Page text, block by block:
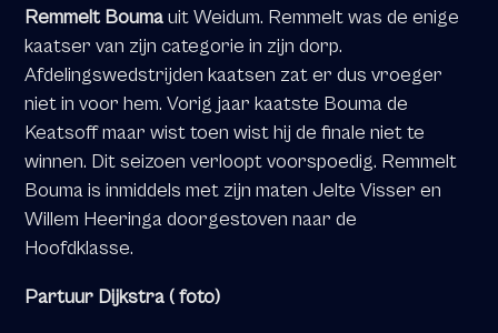
Remmelt Bouma uit Weidum. Remmelt was de enige
kaatser van zijn categorie in zijn dorp.
Afdelingswedstrijden kaatsen zat er dus vroeger
niet in voor hem. Vorig jaar kaatste Bouma de
Keatsoff maar wist toen wist hij de finale niet te
winnen. Dit seizoen verloopt voorspoedig. Remmelt
Bouma is inmiddels met zijn maten Jelte Visser en
Willem Heeringa doorgestoven naar de
Hoofdklasse.
Partuur Dijkstra ( foto)